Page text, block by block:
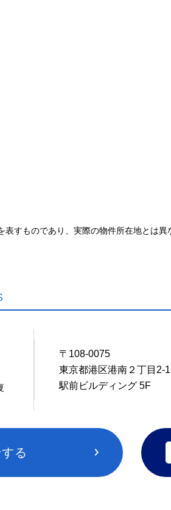
すものであり、実際の物件所在地とは異
〒108-0075
東京都港区港南２丁目2-
駅前ビルディング 5F
る